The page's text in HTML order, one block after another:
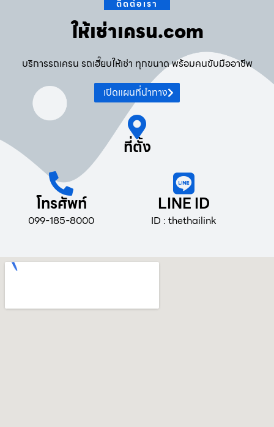
ติดต่อเรา
ให้เช่าเครน.com
บริการรถเครน รถเฮี๊ยบให้เช่า ทุกขนาด พร้อมคนขับมืออาชีพ
เปิดแผนที่นำทาง
ที่ตั้ง
โทรศัพท์
099-185-8000
LINE ID
ID : thethailink